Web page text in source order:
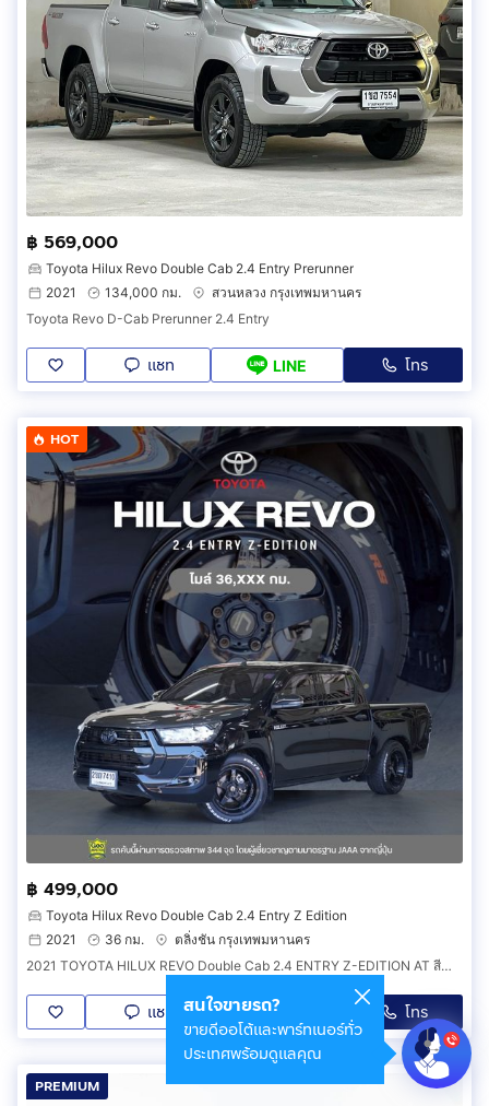
฿ 569,000
Toyota Hilux Revo Double Cab 2.4 Entry Prerunner
2021
134,000 กม.
สวนหลวง กรุงเทพมหานคร
Toyota Revo D-Cab Prerunner 2.4 Entry
แชท LINE โทร
HOT
฿ 499,000
Toyota Hilux Revo Double Cab 2.4 Entry Z Edition
2021
36 กม.
ตลิ่งชัน กรุงเทพมหานคร
2021 TOYOTA HILUX REVO Double Cab 2.4 ENTRY Z-EDITION AT สีดำ A260623No
แชท LINE โทร
PREMIUM
สนใจขายรถ?
ขายดีออโต้และพาร์ทเนอร์ทั่ว
ประเทศพร้อมดูแลคุณ